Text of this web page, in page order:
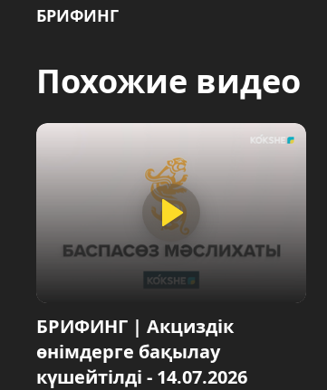
БРИФИНГ
Похожие видео
БРИФИНГ | Акциздік
өнімдерге бақылау
күшейтілді - 14.07.2026